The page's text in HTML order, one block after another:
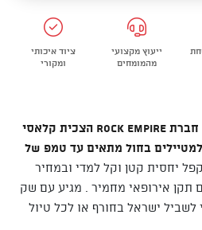
ייעוץ מקצועי
מהמומחים
ציוד איכותי
ומקורי
שק שינה סינטטי של חברת ROCK EMPIRE הצכית קלאסי
בחול מתאים עד טמפ של
יחסית קטן וקל למדי ובמחיר
תקן אירופאי מחמיר . מגיע עם שק
לשביל ישראל בחורף או לכל טיול